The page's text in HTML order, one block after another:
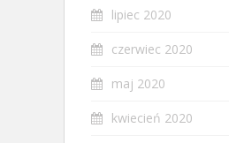
lipiec 2020
czerwiec 2020
maj 2020
kwiecień 2020